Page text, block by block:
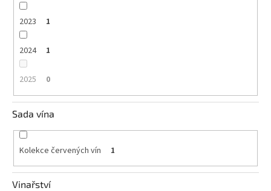
2023 1
2024 1
2025 0
Sada vína
Kolekce červených vín 1
Vinařství